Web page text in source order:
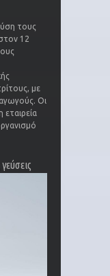
τους
12
με
Οι
εταιρεία